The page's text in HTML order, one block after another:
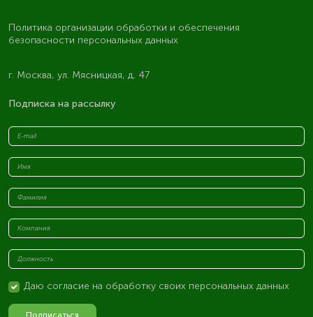
Политика организации обработки и обеспечения
безопасности персональных данных
г. Москва, ул. Мясницкая, д. 47
Подписка на рассылку
Даю согласие на обработку своих персональных данных